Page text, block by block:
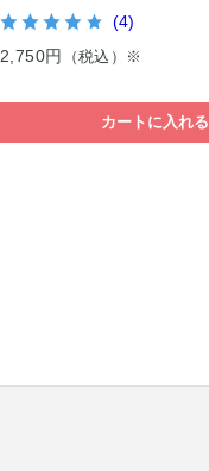
(4)
2,750円
（税込）※
カートに入れる